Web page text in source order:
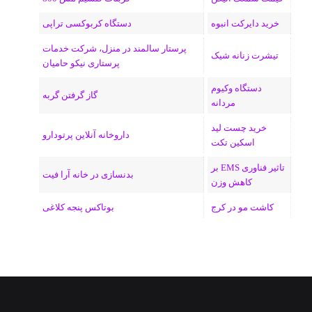
خرید دایرکت انبوه دستگاه کربوکسی تراپی
تیشرت زنانه شیک
پرستار سالمند در منزل، شرکت خدمات
پرستاری نیکو حامیان
دستگاه وکیوم
مردانه
گاز گرفتن گربه
خرید چست لید
اسکین تکت
داروخانه آنلاین پرتودارو
تاثیر فناوری EMS بر
کاهش وزن
بدنسازی در خانه آرا فیت
کاشت مو در کرج بوتاکس پنجه کلاغی